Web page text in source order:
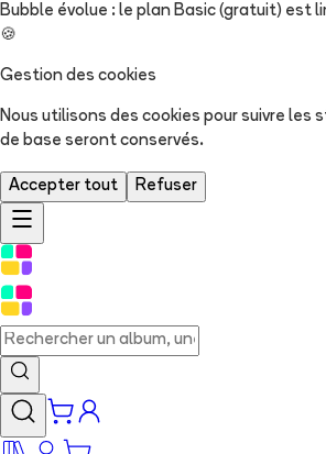
Bubble évolue : le plan Basic (gratuit) est
🍪
Gestion des cookies
Nous utilisons des cookies pour suivre
de base seront conservés.
Accepter tout Refuser